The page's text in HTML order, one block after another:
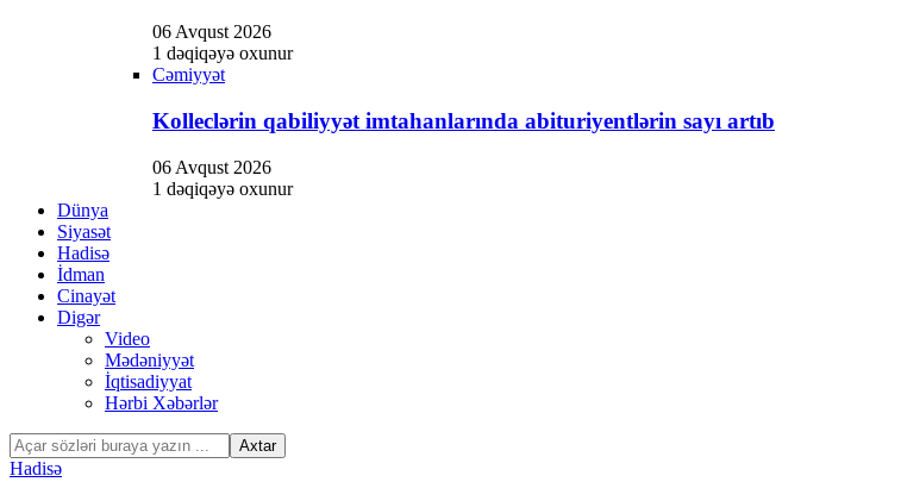
06 Avqust 2026
1 dəqiqəyə oxunur
Cəmiyyət
Kolleclərin qabiliyyət imtahanlarında abituriyentlərin sayı artıb
06 Avqust 2026
1 dəqiqəyə oxunur
Dünya
Siyasət
Hadisə
İdman
Cinayət
Digər
Video
Mədəniyyət
İqtisadiyyat
Hərbi Xəbərlər
Hadisə